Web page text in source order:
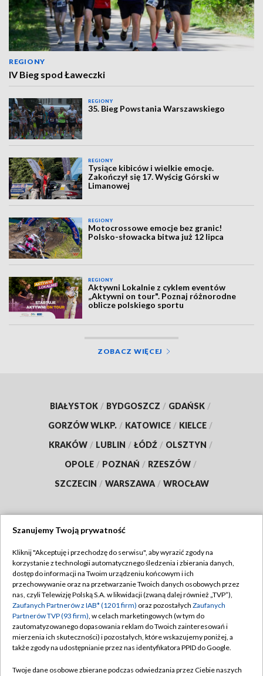
REGIONY
IV Bieg spod Ławeczki
REGIONY
35. Bieg Powstania Warszawskiego
REGIONY
Tysiące kibiców i wielkie emocje.
Zakończył się 17. Wyścig Górski w
Limanowej
REGIONY
Motocrossowe emocje bez granic!
Polsko-słowacka bitwa już 12 lipca
REGIONY
Aktywni Lokalnie z cyklem eventów
„Aktywni on tour". Poznaj różnorodne
oblicze polskiego sportu
ZOBACZ WIĘCEJ
BIAŁYSTOK / BYDGOSZCZ / GDAŃSK /
GORZÓW WLKP. / KATOWICE / KIELCE /
KRAKÓW / LUBLIN / ŁÓDŹ / OLSZTYN /
OPOLE / POZNAŃ / RZESZÓW /
SZCZECIN / WARSZAWA / WROCŁAW
TVP
Abonament TVP
Emisja w TVP
Centrum informacji TVP
Naziemna Telewizja Cyfrowa
Regulamin TVP
Polityka prywatności
Moje zgody
Pomoc
Szanujemy Twoją prywatność
Kliknij "Akceptuję i przechodzę do serwisu", aby wyrazić zgody na
korzystanie z technologii automatycznego śledzenia i zbierania danych,
dostęp do informacji na Twoim urządzeniu końcowym i ich
przechowywanie oraz na przetwarzanie Twoich danych osobowych przez
nas, czyli Telewizję Polską S.A. w likwidacji (zwaną dalej również „TVP”),
Zaufanych Partnerów z IAB* (1201 firm) oraz pozostałych Zaufanych
Partnerów TVP (93 firm), w celach marketingowych (w tym do
zautomatyzowanego dopasowania reklam do Twoich zainteresowań i
mierzenia ich skuteczności) i pozostałych, które wskazujemy poniżej, a
także zgody na udostępnianie przez nas identyfikatora PPID do Google.
Twoje dane osobowe zbierane podczas odwiedzania przez Ciebie naszych